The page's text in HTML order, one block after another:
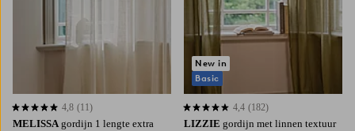
MELISSA gordijn 1 lengte extra
4,8 op basis van 11 beoordelingen
4,8 (11)
LIZZIE gordijn met linnen textuur
4,4 op basis van 182 beoordelingen
4,4 (182)
New in
Basic